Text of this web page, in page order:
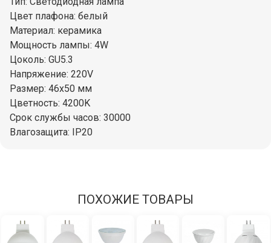
Цвет плафона: белый
Материал: керамика
Мощность лампы: 4W
Цоколь: GU5.3
Напряжение: 220V
Размер: 46x50 мм
Цветность: 4200K
Срок службы часов: 30000
Влагозащита: IP20
ПОХОЖИЕ ТОВАРЫ